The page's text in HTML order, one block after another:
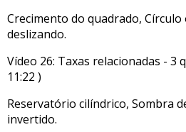
Crecimento do quadrado, Círculo
deslizando.
Vídeo 26: Taxas relacionadas - 3
11:22 )
Reservatório cilíndrico, Sombra
invertido.